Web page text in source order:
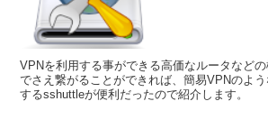
VPNを利用する事ができる高価なルータなど
でさえ繋がることができれば、簡易VPNのよ
するsshuttleが便利だったので紹介します。